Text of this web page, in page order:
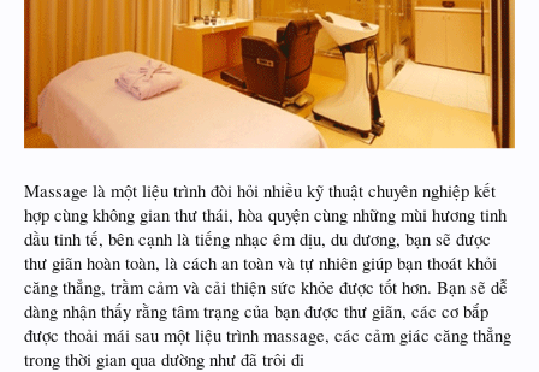
Massage là một liệu trình đòi hỏi nhiều kỹ thuật chuyên nghiệp kết
hợp cùng không gian thư thái, hòa quyện cùng những mùi hương tinh
dầu tinh tế, bên cạnh là tiếng nhạc êm dịu, du dương, bạn sẽ được
thư giãn hoàn toàn, là cách an toàn và tự nhiên giúp bạn thoát khỏi
căng thẳng, trầm cảm và cải thiện sức khỏe được tốt hơn. Bạn sẽ dễ
dàng nhận thấy rằng tâm trạng của bạn được thư giãn, các cơ bắp
được thoải mái sau một liệu trình massage, các cảm giác căng thẳng
trong thời gian qua dường như đã trôi đi